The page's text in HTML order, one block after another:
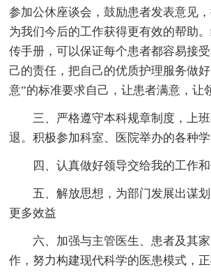
参加公休座谈会，鼓励患者发表意见，
为我们今后的工作获得更有效的帮助
传手册，可以保证每个患者都容易接
己的责任，把自己的优质护理服务做
意”的标准要求自己，让患者满意，让
三、严格遵守本科规章制度，上
退。积极参加科室、医院举办的各种学
四、认真做好领导交给我的工作和
五、解放思想，为部门发展出谋
更多效益
六、加强与主管医生、患者及其
作，努力构建现代科学的医患模式，